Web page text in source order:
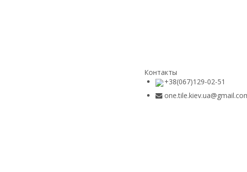
Контакты
+38(067)129-02-51